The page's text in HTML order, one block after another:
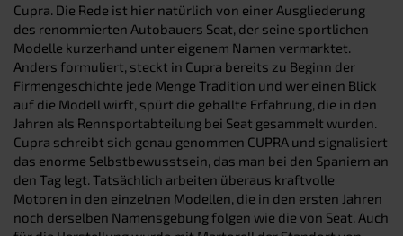
Cupra. Die Rede ist hier natürlich von einer Ausgliederung
des renommierten Autobauers Seat, der seine sportlichen
Modelle kurzerhand unter eigenem Namen vermarktet.
Anders formuliert, steckt in Cupra bereits zu Beginn der
Firmengeschichte jede Menge Tradition und wer einen Blick
auf die Modell wirft, spürt die geballte Erfahrung, die in den
Jahren als Rennsportabteilung bei Seat gesammelt wurden.
Cupra schreibt sich genau genommen CUPRA und signalisiert
das enorme Selbstbewusstsein, das man bei den Spaniern an
den Tag legt. Tatsächlich arbeiten überaus kraftvolle
Motoren in den einzelnen Modellen, die in den ersten Jahren
noch derselben Namensgebung folgen wie die von Seat. Auch